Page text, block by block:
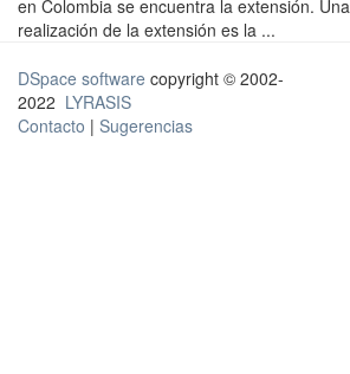
en Colombia se encuentra la extensión.
realización de la extensión es la ...
DSpace software copyright © 2002-
2022 LYRASIS
Contacto | Sugerencias